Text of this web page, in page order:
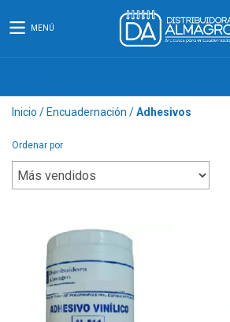
MENÚ
Inicio / Encuadernación /Adhesivos
Ordenar por